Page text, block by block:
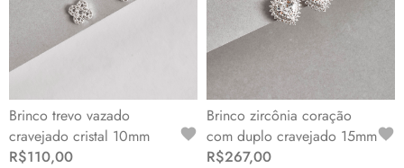
Brinco trevo vazado
cravejado cristal 10mm
R$110,00
Brinco zircônia coração
com duplo cravejado 15mm
R$267,00